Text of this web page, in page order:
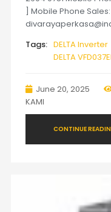
] Mobile Phone
Tags: DELTA Inverter
DELTA
June 20, 2025
KAMI
CONTINUE